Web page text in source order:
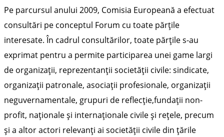
Pe parcursul anului 2009, Comisia Europeană a efectuat
consultări pe conceptul Forum cu toate părţile
interesate. În cadrul consultărilor, toate părţile s-au
exprimat pentru a permite participarea unei game largi
de organizaţii, reprezentanții societăţii civile: sindicate,
organizaţii patronale, asociaţii profesionale, organizaţii
neguvernamentale, grupuri de reflecţie,fundaţii non-
profit, naţionale şi internaţionale civile şi reţele, precum
şi a altor actori relevanţi ai societăţii civile din ţările